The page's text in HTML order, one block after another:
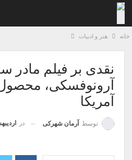
هنر و ادبیات
نقدی بر فیلم مادر
آمریکا
توسطآرمان شهرکی دراردیبهشت 22,